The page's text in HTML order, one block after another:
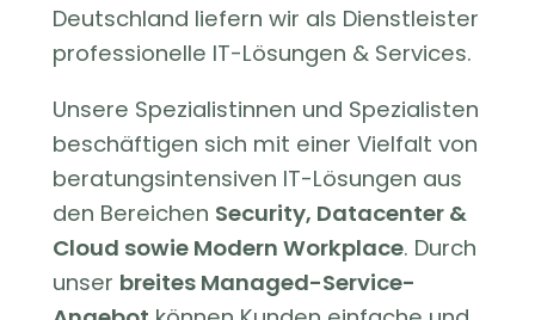
Deutschland liefern wir als Dienstleister
professionelle IT-Lösungen & Services.
Unsere Spezialistinnen und Spezialisten
beschäftigen sich mit einer Vielfalt von
beratungsintensiven IT-Lösungen aus
den Bereichen Security, Datacenter &
Cloud sowie Modern Workplace. Durch
unser breites Managed-Service-